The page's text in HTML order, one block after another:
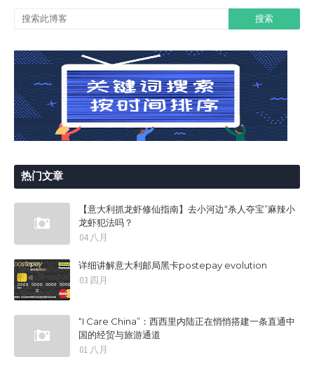
热门文章
【意大利抓龙虾修仙指南】去小河边“杀人夺宝”麻辣小
龙虾犯法吗？
04 八月
详细讲解意大利邮局黑卡postepay evolution
03 四月
“I Care China”：西西里内陆正在悄悄搭建一条直通中
国的经贸与旅游通道
01 八月